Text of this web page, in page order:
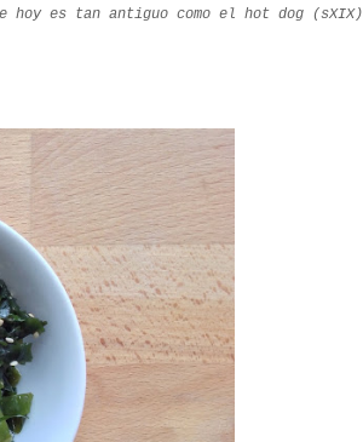
hoy es tan antiguo como el hot dog (sXIX)